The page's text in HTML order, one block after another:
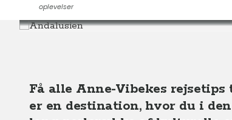
oplevelser
Destinationer
Få alle Anne-Vibekes
er en destination, hvor du i